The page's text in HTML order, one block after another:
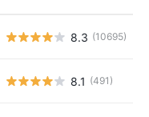
8.3 (10695)
8.1 (491)